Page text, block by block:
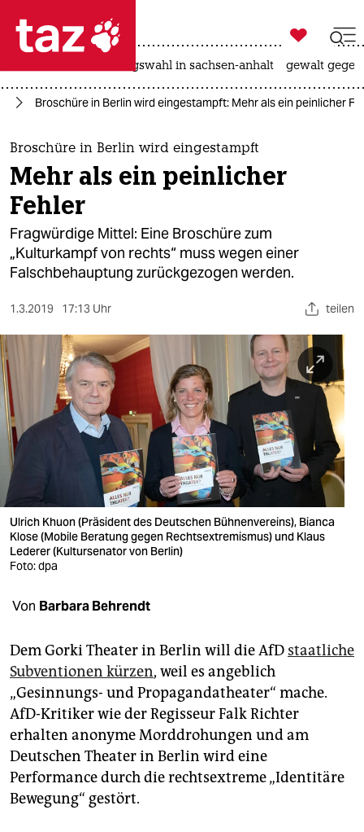
 taz zahl ich
taz zahl ich
themen
politik
öko
gesellschaft
sport
berlin
nord
wahrheit
verlag
verlag
veranstaltungen
shop
fragen & hilfe
abo
genossenschaft
epaper login

taz zahl ich
landtagswahl in sachsen-anhalt gewalt
Broschüre in Berlin wird eingestampft: Mehr als ein peinlicher
Broschüre in Berlin wird eingestampft
Mehr als ein peinlicher
Fehler
Fragwürdige Mittel: Eine Broschüre zum
„Kulturkampf von rechts“ muss wegen einer
Falschbehauptung zurückgezogen werden.
1.3.2019 17:13 Uhr teilen
Ulrich Khuon (Präsident des Deutschen Bühnenvereins), Bianca
Klose (Mobile Beratung gegen Rechtsextremismus) und Klaus
Lederer (Kultursenator von Berlin)
Foto: dpa
Von Barbara Behrendt
Dem Gorki Theater in Berlin will die AfD staatliche
Subventionen kürzen, weil es angeblich
„Gesinnungs- und Propagandatheater“ mache.
AfD-Kritiker wie der Regisseur Falk Richter
erhalten anonyme Morddrohungen und am
Deutschen Theater in Berlin wird eine
Performance durch die rechtsextreme „Identitäre
Bewegung“ gestört.